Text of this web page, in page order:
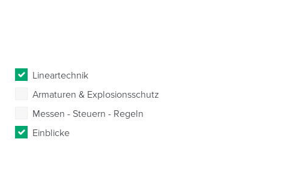
Lineartechnik
Armaturen & Explosionsschutz
Messen - Steuern - Regeln
Einblicke